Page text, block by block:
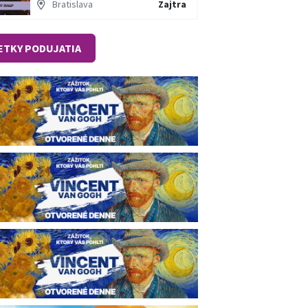
Bratislava Zajtra
PODUJATIA